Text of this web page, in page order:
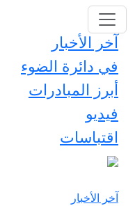
آخر الأخبار
في دائرة الضوء
أبرز المبادرات
فيديو
اقتباسات
آخر الأخبار